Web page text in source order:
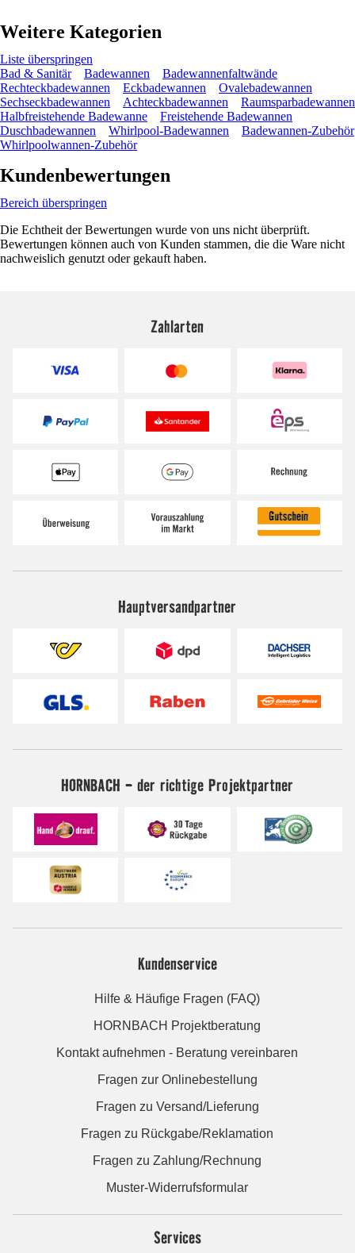
Weitere Kategorien
Liste überspringen
Bad & Sanitär
Badewannen
Badewannenfaltwände
Rechteckbadewannen
Eckbadewannen
Ovalebadewannen
Sechseckbadewannen
Achteckbadewannen
Raumsparbadewannen
Halbfreistehende Badewanne
Freistehende Badewannen
Duschbadewannen
Whirlpool-Badewannen
Badewannen-Zubehör
Whirlpoolwannen-Zubehör
Kundenbewertungen
Bereich überspringen
Die Echtheit der Bewertungen wurde von uns nicht überprüft.
Bewertungen können auch von Kunden stammen, die die Ware nicht
nachweislich genutzt oder gekauft haben.
Zahlarten
Hauptversandpartner
HORNBACH - der richtige Projektpartner
Kundenservice
Hilfe & Häufige Fragen (FAQ)
HORNBACH Projektberatung
Kontakt aufnehmen - Beratung vereinbaren
Fragen zur Onlinebestellung
Fragen zu Versand/Lieferung
Fragen zu Rückgabe/Reklamation
Fragen zu Zahlung/Rechnung
Muster-Widerrufsformular
Services